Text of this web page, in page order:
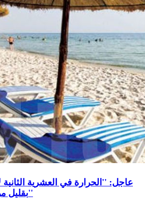
عاجل: ''الحرارة في العشرية
بقليل من المعدلات العادية''